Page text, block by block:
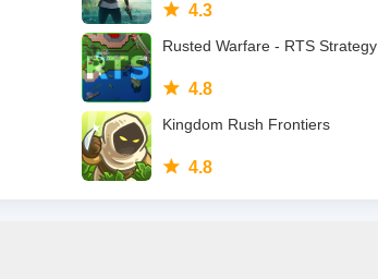
4.3
Rusted Warfare - RTS Strategy
4.8
Kingdom Rush Frontiers
4.8